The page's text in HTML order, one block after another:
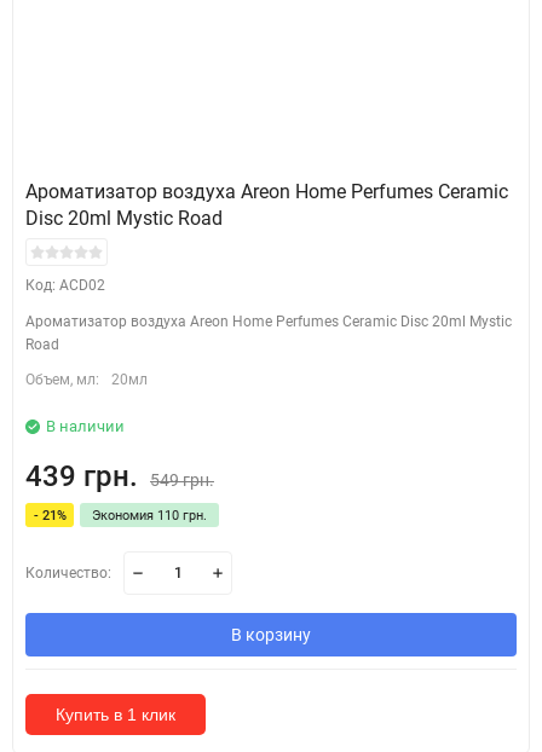
Ароматизатор воздуха Areon Home Perfumes Ceramic
Disc 20ml Mystic Road
Код: ACD02
Ароматизатор воздуха Areon Home Perfumes Ceramic Disc 20ml Mystic
Road
Объем, мл: 20мл
В наличии
439 грн. 549 грн.
- 21% Экономия 110 грн.
Количество:
В корзину
Купить в 1 клик